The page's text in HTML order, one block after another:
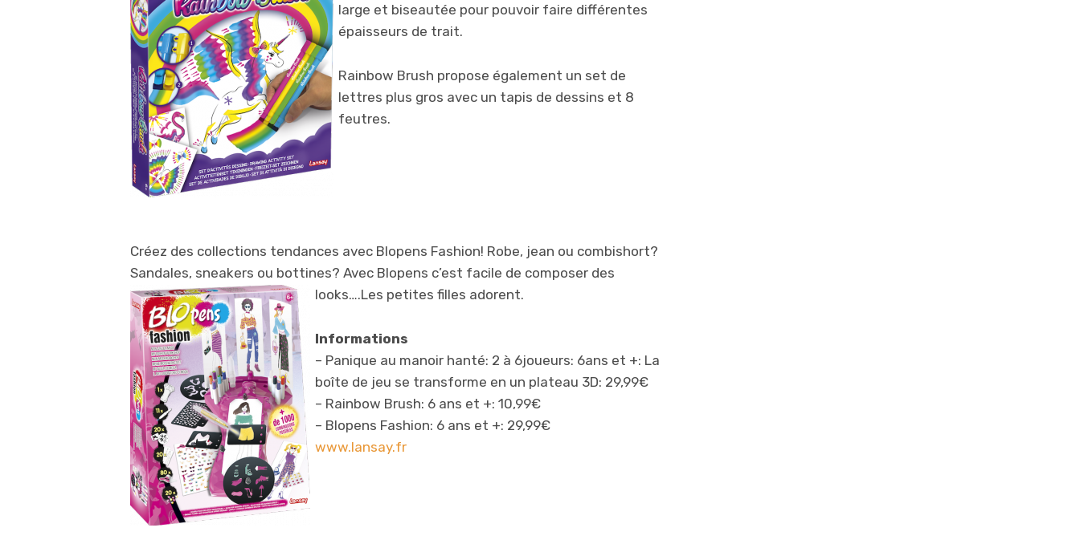
large et biseautée pour pouvoir faire différentes
épaisseurs de trait.
Rainbow Brush propose également un set de
lettres plus gros avec un tapis de dessins et 8
feutres.
Créez des collections tendances avec Blopens Fashion! Robe, jean ou combishort?
Sandales, sneakers ou bottines? Avec Blopens c’est facile de composer des
looks….Les petites filles adorent.
Informations
– Panique au manoir hanté: 2 à 6joueurs: 6ans et +: La
boîte de jeu se transforme en un plateau 3D: 29,99€
– Rainbow Brush: 6 ans et +: 10,99€
– Blopens Fashion: 6 ans et +: 29,99€
www.lansay.fr